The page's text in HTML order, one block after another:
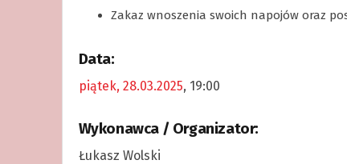
Zakaz wnoszenia swoich napojów oraz
Data:
piątek, 28.03.2025, 19:00
Wykonawca / Organizator:
Łukasz Wolski